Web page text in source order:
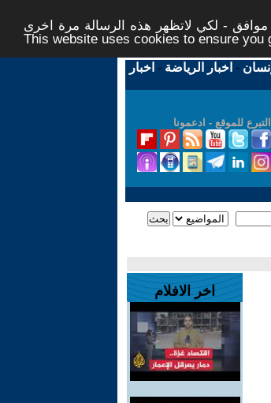
- لكي لاتظهر هذه الرسالة مرة اخرى -
This website uses cookies to ensure you
- اخبار الرياضة - اخبار
التبرع للموقع - ادعمونا
اخر الافلام